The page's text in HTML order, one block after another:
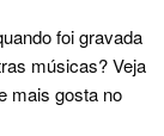
foi gravada
músicas? Veja
mais gosta no